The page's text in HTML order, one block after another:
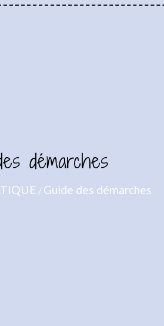
démarches
/ Guide des démarches